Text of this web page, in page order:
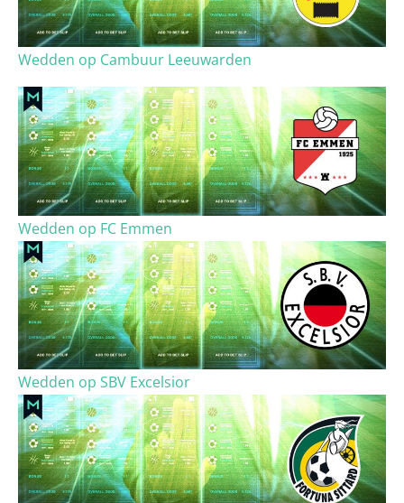
Wedden op Cambuur Leeuwarden
Wedden op FC Emmen
Wedden op SBV Excelsior